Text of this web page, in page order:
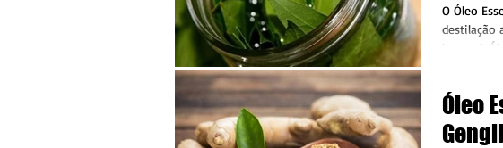
O Óleo
destilação
louro. O
Óleo